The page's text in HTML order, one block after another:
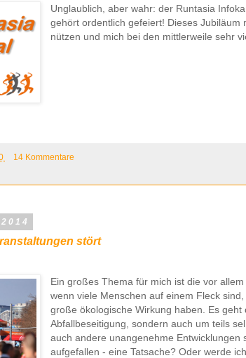
Unglaublich, aber wahr: der Runtasia
gehört ordentlich gefeiert! Dieses Jubiläum
nützen und mich bei den mittlerweile sehr
14 Kommentare
stört
Ein großes Thema für mich ist die vor
wenn viele Menschen auf einem Fleck
große ökologische Wirkung haben. Es geht
Abfallbeseitigung, sondern auch um teils
auch andere unangenehme Entwicklungen
aufgefallen - eine Tatsache? Oder werde